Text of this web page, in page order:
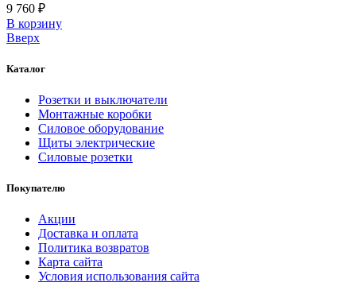
9 760 ₽
В корзинy
Вверх
Каталог
Розетки и выключатели
Монтажные коробки
Силовое оборудование
Щиты электрические
Силовые розетки
Покупателю
Акции
Доставка и оплата
Политика возвратов
Карта сайта
Условия использования сайта